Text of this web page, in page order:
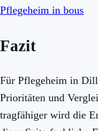
Pflegeheim in bous
Fazit
Für Pflegeheim in
Prioritäten und
tragfähiger wird die